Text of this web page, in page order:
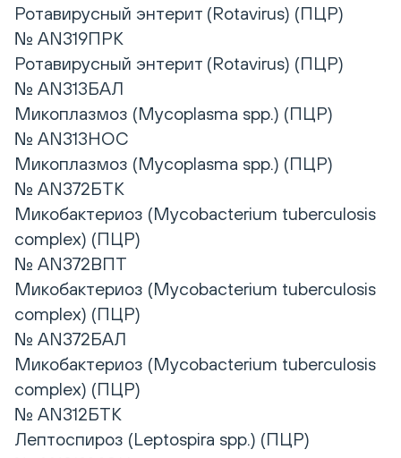
Ротавирусный энтерит (Rotavirus) (ПЦР)
№ AN319ПРК
Ротавирусный энтерит (Rotavirus) (ПЦР)
№ AN313БАЛ
Микоплазмоз (Mycoplasma spp.) (ПЦР)
№ AN313НОС
Микоплазмоз (Mycoplasma spp.) (ПЦР)
№ AN372БТК
Микобактериоз (Mycobacterium tuberculosis
complex) (ПЦР)
№ AN372ВПТ
Микобактериоз (Mycobacterium tuberculosis
complex) (ПЦР)
№ AN372БАЛ
Микобактериоз (Mycobacterium tuberculosis
complex) (ПЦР)
№ AN312БТК
Лептоспироз (Leptospira spp.) (ПЦР)